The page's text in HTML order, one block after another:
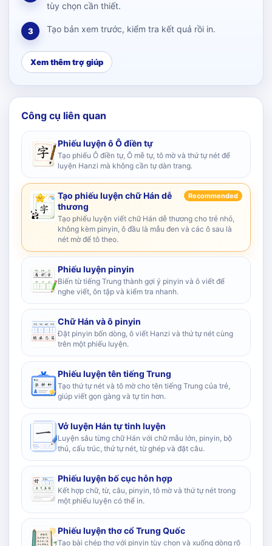
tùy chọn cần thiết.
3 Tạo bản xem trước, kiểm tra kết quả rồi in.
Xem thêm trợ giúp
Công cụ liên quan
Phiếu luyện ô Ô điền tự
Tạo phiếu Ô điền tự, Ô mễ tự, tô mờ và thứ tự nét để
luyện Hanzi mà không cần tự dàn trang.
Tạo phiếu luyện chữ Hán dễ
thương
Recommended
Tạo phiếu luyện viết chữ Hán dễ thương cho trẻ nhỏ,
không kèm pinyin, ô đầu là mẫu đen và các ô sau là
nét mờ để tô theo.
Phiếu luyện pinyin
Biến từ tiếng Trung thành gợi ý pinyin và ô viết để
nghe viết, ôn tập và kiểm tra nhanh.
Chữ Hán và ô pinyin
Đặt pinyin bốn dòng, ô viết Hanzi và thứ tự nét cùng
trên một phiếu luyện.
Phiếu luyện tên tiếng Trung
Tạo thứ tự nét và tô mờ cho tên tiếng Trung của trẻ,
giúp viết gọn gàng và tự tin hơn.
Vở luyện Hán tự tinh luyện
Luyện sâu từng chữ Hán với chữ mẫu lớn, pinyin, bộ
thủ, cấu trúc, thứ tự nét, từ ghép và đặt câu.
Phiếu luyện bố cục hỗn hợp
Kết hợp chữ, từ, câu, pinyin, tô mờ và thứ tự nét trong
một phiếu luyện có thể in.
Phiếu luyện thơ cổ Trung Quốc
Tạo bài chép thơ với pinyin tùy chọn và xuống dòng rõ